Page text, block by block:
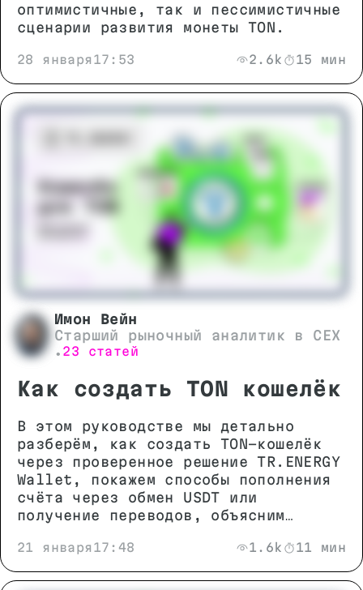
оптимистичные, так и пессимистичные
сценарии развития монеты TON.
28 января 17:53 2.6k 15 мин
Имон Вейн
Старший рыночный аналитик в CEX
• 23 статей
Как создать TON кошелёк
В этом руководстве мы детально
разберём, как создать TON-кошелёк
через проверенное решение TR.ENERGY
Wallet, покажем способы пополнения
счёта через обмен USDT или
получение переводов, объясним
расскажем, на что обратить внимание
при выборе кошелька для обеспечения
максимальной безопасности ваших
21 января 17:48 1.6k 11 мин